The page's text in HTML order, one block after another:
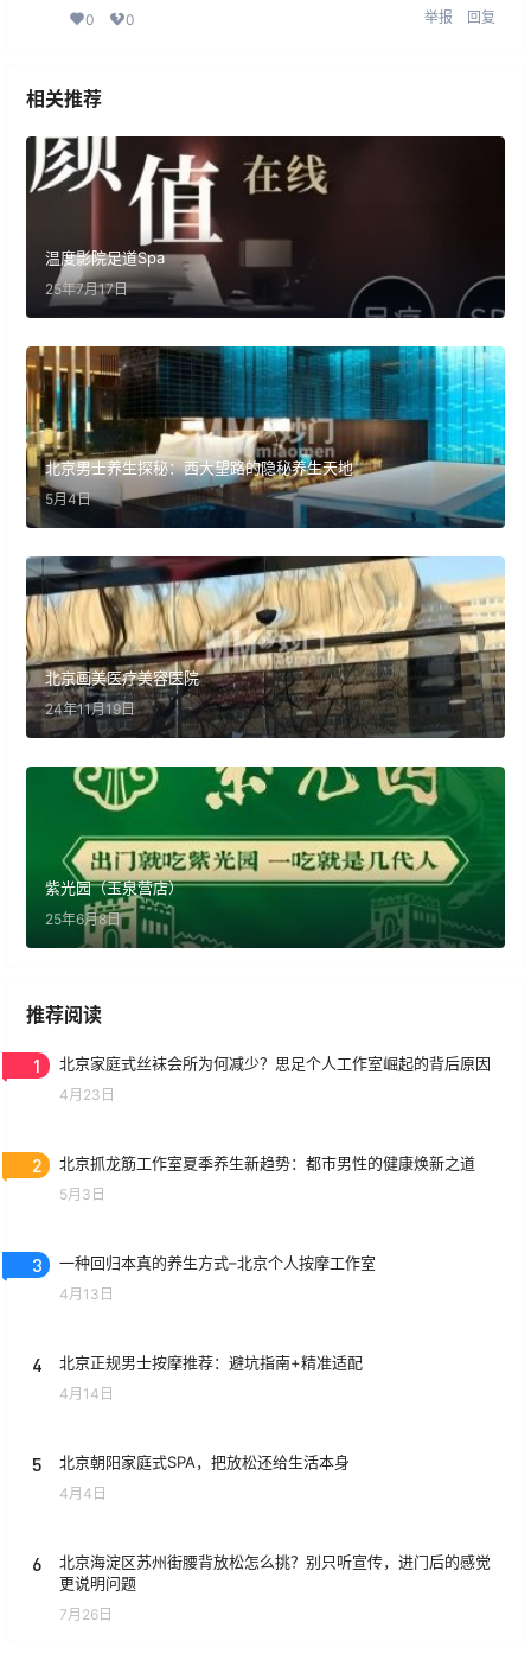
0 0 举报 回复
相关推荐
温度影院足道Spa
25年7月17日
北京男士养生探秘：西大望路的隐秘养生天地
5月4日
北京画美医疗美容医院
24年11月19日
紫光园（玉泉营店）
25年6月8日
推荐阅读
1 北京家庭式丝袜会所为何减少？思足个人工作室崛起的背后原因
4月23日
2 北京抓龙筋工作室夏季养生新趋势：都市男性的健康焕新之道
5月3日
3 一种回归本真的养生方式–北京个人按摩工作室
4月13日
4 北京正规男士按摩推荐：避坑指南+精准适配
4月14日
5 北京朝阳家庭式SPA，把放松还给生活本身
4月4日
6
北京海淀区苏州街腰背放松怎么挑？别只听宣传，进门后的感觉
更说明问题
7月26日